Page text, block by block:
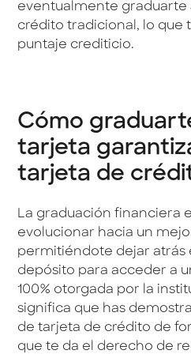
eventualmente graduarte
crédito tradicional, lo que
puntaje crediticio.
Cómo
tarjeta
tarjeta de
La graduación financiera
evolucionar hacia un
permitiéndote dejar atrás
depósito para acceder a
100% otorgada por la
significa que has
de tarjeta de crédito de
que te da el derecho de